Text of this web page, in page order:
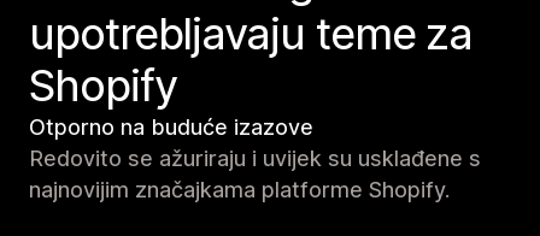
upotrebljavaju teme za
Shopify
Otporno na buduće izazove
Redovito se ažuriraju i uvijek su usklađene s
najnovijim značajkama platforme Shopify.